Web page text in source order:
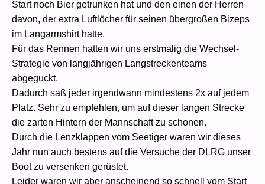
Start noch Bier getrunken hat und den einen der Herren
davon, der extra Luftlöcher für seinen übergroßen Bizeps
im Langarmshirt hatte.
Für das Rennen hatten wir uns erstmalig die Wechsel-
Strategie von langjährigen Langstreckenteams
abgeguckt.
Dadurch saß jeder irgendwann mindestens 2x auf jedem
Platz. Sehr zu empfehlen, um auf dieser langen Strecke
die zarten Hintern der Mannschaft zu schonen.
Durch die Lenzklappen vom Seetiger waren wir dieses
Jahr nun auch bestens auf die Versuche der DLRG unser
Boot zu versenken gerüstet.
Leider waren wir aber anscheinend so schnell vom Start